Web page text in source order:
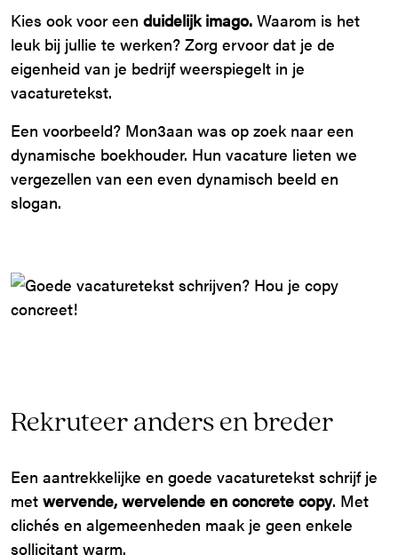
Kies ook voor een duidelijk imago. Waarom is het
leuk bij jullie te werken? Zorg ervoor dat je de
eigenheid van je bedrijf weerspiegelt in je
vacaturetekst.
Een voorbeeld? Mon3aan was op zoek naar een
dynamische boekhouder. Hun vacature lieten we
vergezellen van een even dynamisch beeld en
slogan.
Rekruteer anders en breder
Een aantrekkelijke en goede vacaturetekst schrijf je
met wervende, wervelende en concrete copy. Met
clichés en algemeenheden maak je geen enkele
sollicitant warm.